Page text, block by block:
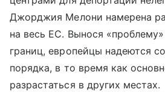
Джорджия Мелони намерена
на весь ЕС. Вынося
границ, европейцы надеются
порядка, в то время как
разрастаться в других местах.